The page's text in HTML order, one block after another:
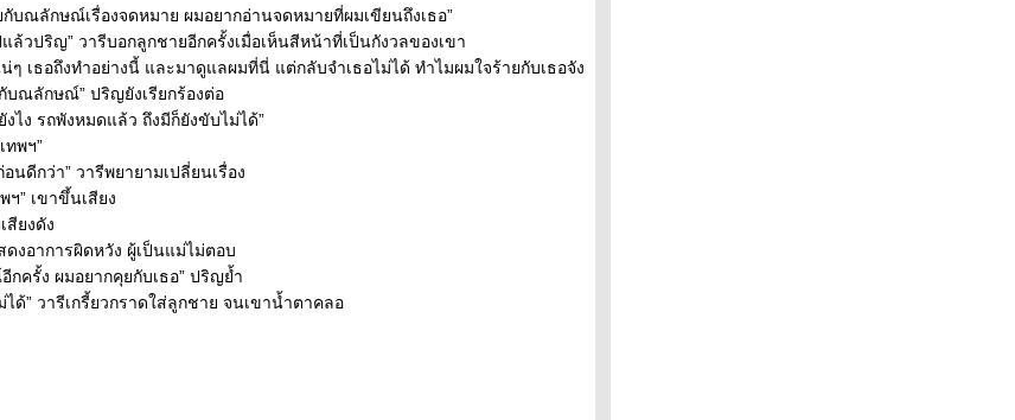
กับณลักษณ์เรื่องจดหมาย ผมอยากอ่านจดหมายที่ผมเขียนถึงเธอ”
แล้วปริญ” วารีบอกลูกชายอีกครั้งเมื่อเห็นสีหน้าที่เป็นกังวลของเขา
ๆ เธอถึงทำอย่างนี้ และมาดูแลผมที่นี่ แต่กลับจำเธอไม่ได้ ทำไมผมใจร้ายกับเธอจัง
บณลักษณ์” ปริญยังเรียกร้องต่อ
งไง รถพังหมดแล้ว ถึงมีก็ยังขับไม่ได้”
ทพฯ”
นดีกว่า” วารีพยายามเปลี่ยนเรื่อง
ฯ” เขาขึ้นเสียง
สียงดัง
ดงอาการผิดหวัง ผู้เป็นแม่ไม่ตอบ
กครั้ง ผมอยากคุยกับเธอ” ปริญย้ำ
ด้” วารีเกรี้ยวกราดใส่ลูกชาย จนเขาน้ำตาคลอ